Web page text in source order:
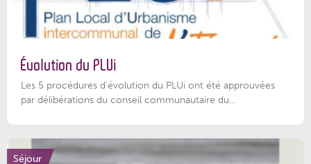
Évolution du PLUi
Les 5 procédures d’évolution du PLUi ont été approuvées
par délibérations du conseil communautaire du...
Séjour